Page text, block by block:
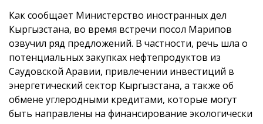
Как сообщает Министерство иностранных дел
Кыргызстана, во время встречи посол Марипов
озвучил ряд предложений. В частности, речь шла о
потенциальных закупках нефтепродуктов из
Саудовской Аравии, привлечении инвестиций в
энергетический сектор Кыргызстана, а также об
обмене углеродными кредитами, которые могут
быть направлены на финансирование экологически